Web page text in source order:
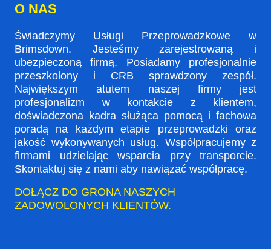
O NAS
Świadczymy Usługi Przeprowadzkowe w
Brimsdown. Jesteśmy zarejestrowaną i
ubezpieczoną firmą. Posiadamy profesjonalnie
przeszkolony i CRB sprawdzony zespół.
Największym atutem naszej firmy jest
profesjonalizm w kontakcie z klientem,
doświadczona kadra służąca pomocą i fachowa
poradą na każdym etapie przeprowadzki oraz
jakość wykonywanych usług. Współpracujemy z
firmami udzielając wsparcia przy transporcie.
Skontaktuj się z nami aby nawiązać współpracę.
DOŁĄCZ DO GRONA NASZYCH
ZADOWOLONYCH KLIENTÓW.